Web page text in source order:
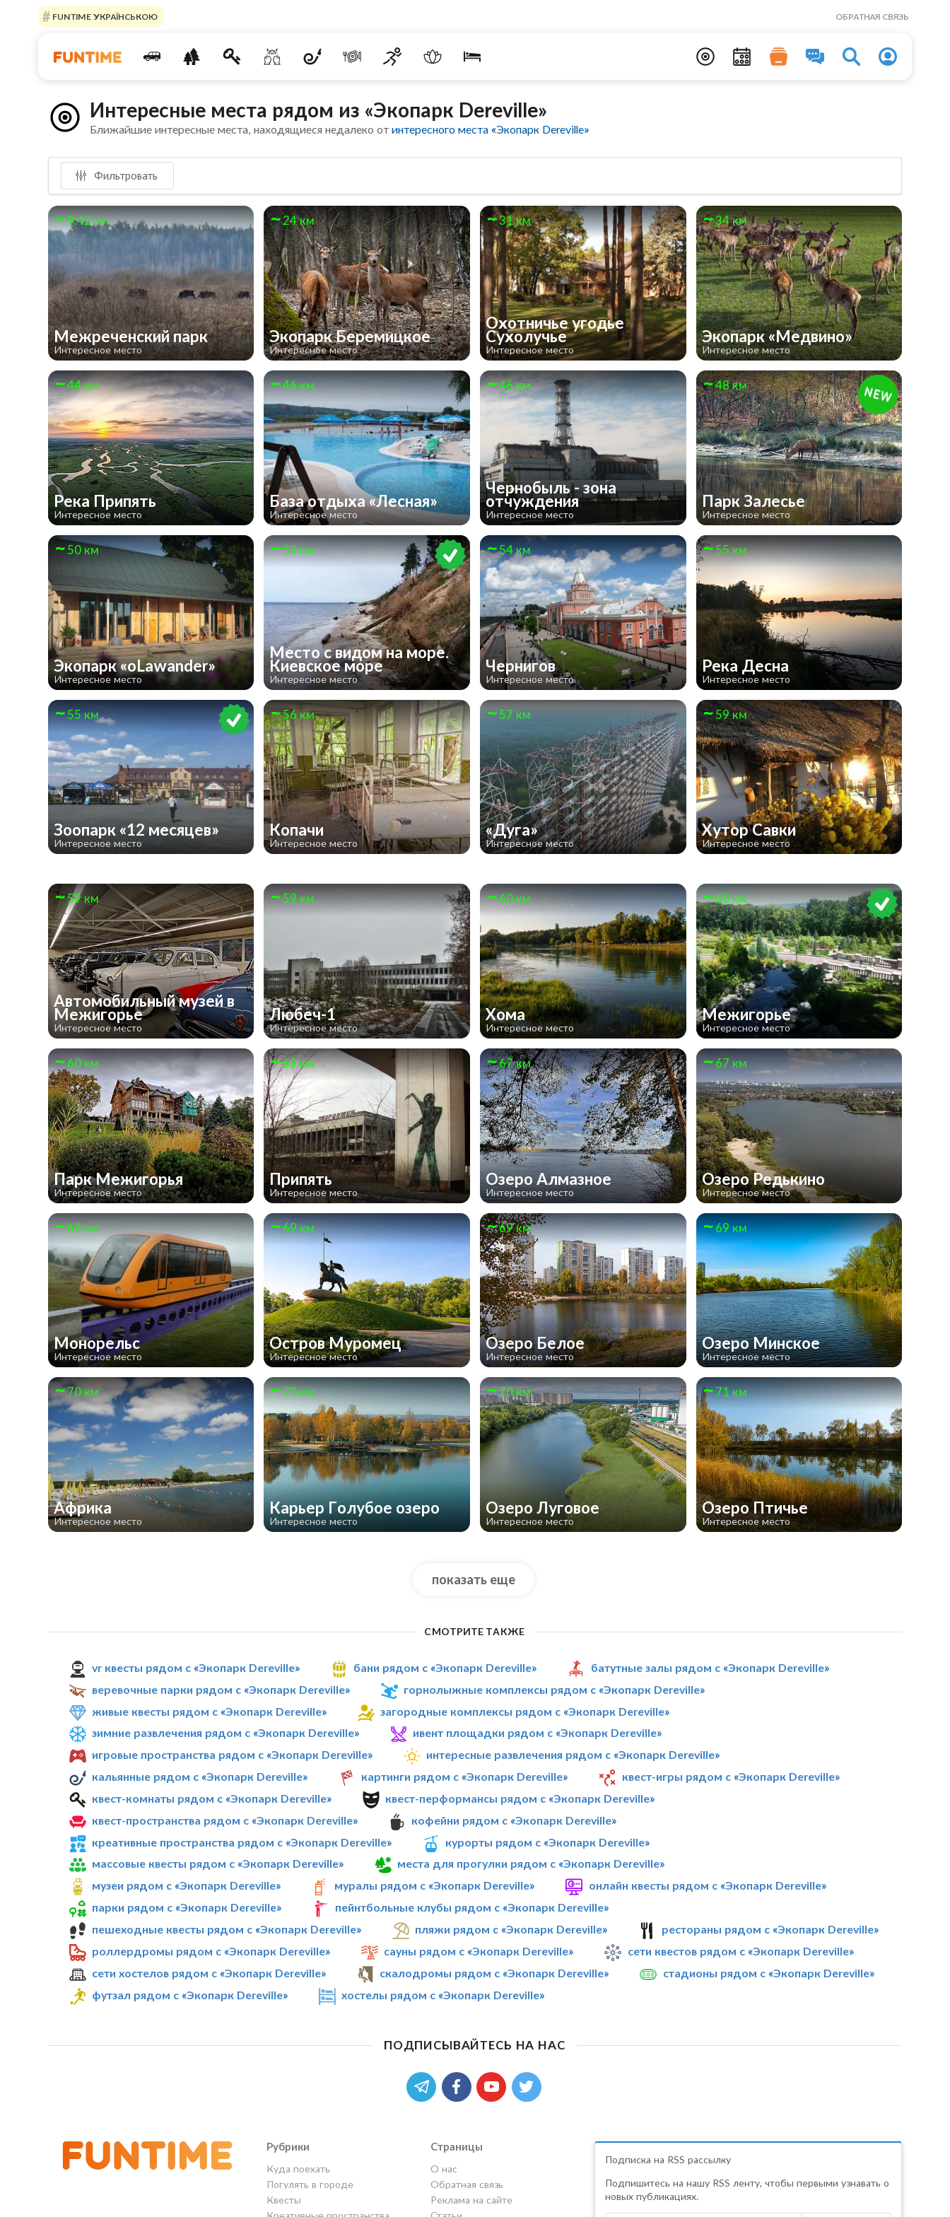
FUNTIME УКРАЇНСЬКОЮ ОБРАТНАЯ СВЯЗЬ
Интересные места рядом из «Экопарк Dereville»
Ближайшие интересные места, находящиеся недалеко отинтересного места «Экопарк Dereville»
Фильтровать
9.42 км
Межреченский парк
Интересное место
24 км
Экопарк Беремицкое
Интересное место
31 км
Охотничье угодье
Сухолучье
Интересное место
34 км
Экопарк «Медвино»
Интересное место
44 км
Река Припять
Интересное место
46 км
База отдыха «Лесная»
Интересное место
46 км
Чернобыль - зона
отчуждения
Интересное место
48 км
Парк Залесье
Интересное место
50 км
Экопарк «oLawander»
Интересное место
53 км
Место с видом на море.
Киевское море
Интересное место
54 км
Чернигов
Интересное место
55 км
Река Десна
Интересное место
55 км
Зоопарк «12 месяцев»
Интересное место
56 км
Копачи
Интересное место
57 км
«Дуга»
Интересное место
59 км
Хутор Савки
Интересное место
59 км
Автомобильный музей в
Межигорье
Интересное место
59 км
Любеч-1
Интересное место
60 км
Хома
Интересное место
60 км
Межигорье
Интересное место
60 км
Парк Межигорья
Интересное место
63 км
Припять
Интересное место
67 км
Озеро Алмазное
Интересное место
67 км
Озеро Редькино
Интересное место
68 км
Монорельс
Интересное место
69 км
Остров Муромец
Интересное место
69 км
Озеро Белое
Интересное место
69 км
Озеро Минское
Интересное место
70 км
Африка
Интересное место
70 км
Карьер Голубое озеро
Интересное место
70 км
Озеро Луговое
Интересное место
71 км
Озеро Птичье
Интересное место
показать еще
СМОТРИТЕ ТАКЖЕ
vr квесты рядом с «Экопарк Dereville» бани рядом с «Экопарк Dereville»
батутные залы рядом с «Экопарк Dereville»
веревочные парки рядом с «Экопарк Dereville»
горнолыжные комплексы рядом с «Экопарк Dereville»
живые квесты рядом с «Экопарк Dereville»
загородные комплексы рядом с «Экопарк Dereville»
зимние развлечения рядом с «Экопарк Dereville»
ивент площадки рядом с «Экопарк Dereville»
игровые пространства рядом с «Экопарк Dereville»
интересные развлечения рядом с «Экопарк Dereville»
кальянные рядом с «Экопарк Dereville»
картинги рядом с «Экопарк Dereville»
квест-игры рядом с «Экопарк Dereville»
квест-комнаты рядом с «Экопарк Dereville»
квест-перформансы рядом с «Экопарк Dereville»
квест-пространства рядом с «Экопарк Dereville»
кофейни рядом с «Экопарк Dereville»
креативные пространства рядом с «Экопарк Dereville»
курорты рядом с «Экопарк Dereville»
массовые квесты рядом с «Экопарк Dereville»
места для прогулки рядом с «Экопарк Dereville»
музеи рядом с «Экопарк Dereville»
муралы рядом с «Экопарк Dereville»
онлайн квесты рядом с «Экопарк Dereville»
парки рядом с «Экопарк Dereville»
пейнтбольные клубы рядом с «Экопарк Dereville»
пешеходные квесты рядом с «Экопарк Dereville»
пляжи рядом с «Экопарк Dereville»
рестораны рядом с «Экопарк Dereville»
роллердромы рядом с «Экопарк Dereville»
сауны рядом с «Экопарк Dereville»
сети квестов рядом с «Экопарк Dereville»
сети хостелов рядом с «Экопарк Dereville»
скалодромы рядом с «Экопарк Dereville»
стадионы рядом с «Экопарк Dereville»
футзал рядом с «Экопарк Dereville»
хостелы рядом с «Экопарк Dereville»
ПОДПИСЫВАЙТЕСЬ НА НАС
Рубрики
Куда поехать
Погулять в городе
Квесты
Страницы
О нас
Обратная связь
Реклама на сайте
Подписка на RSS рассылку
Подпишитесь на нашу RSS ленту, чтобы первыми узнавать о
новых публикациях.